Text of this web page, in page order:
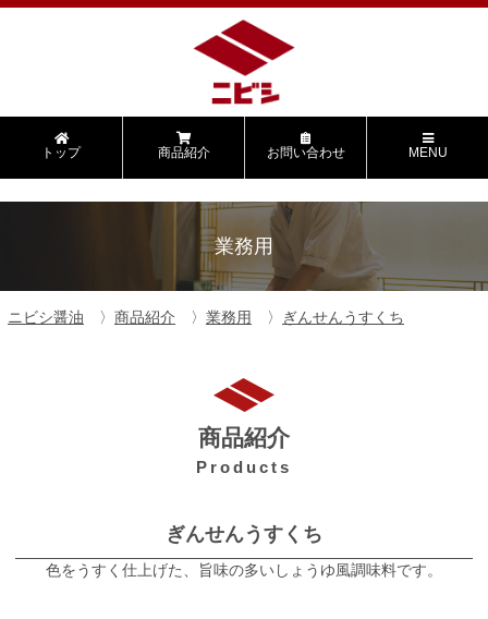
トップ 商品紹介 お問い合わせ MENU
業務用
ニビシ醤油 商品紹介 業務用 ぎんせんうすくち
商品紹介
Products
ぎんせんうすくち
色をうすく仕上げた、旨味の多いしょうゆ風調味料です。